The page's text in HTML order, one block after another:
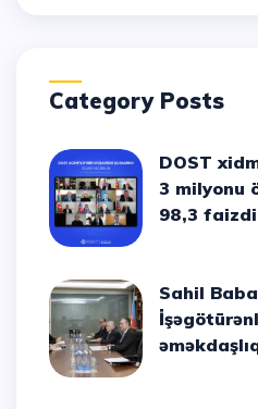
Category Posts
DOST xidmətlərinə müraciətlər
3 milyonu
98,3
Sahil Babayev və Beynəlxalq